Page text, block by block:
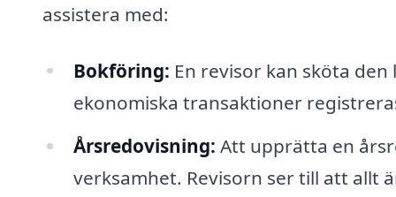
assistera med:
Bokföring: En revisor kan sköta
ekonomiska transaktioner
Årsredovisning: Att upprätta en
verksamhet. Revisorn ser till att allt